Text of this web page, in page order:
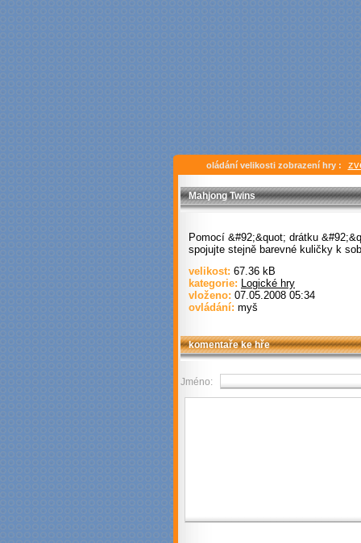
oládání velikosti zobrazení hry :
Mahjong Twins
Pomocí &#92;&quot; drátku
spojujte stejně barevné kuličky k
velikost: 67.36 kB
kategorie: Logické hry
vloženo: 07.05.2008 05:34
ovládání: myš
komentaře ke hře
Jméno: